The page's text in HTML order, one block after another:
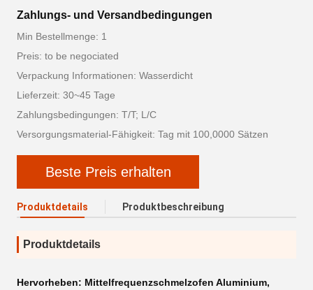
Zahlungs- und Versandbedingungen
Min Bestellmenge: 1
Preis: to be negociated
Verpackung Informationen: Wasserdicht
Lieferzeit: 30~45 Tage
Zahlungsbedingungen: T/T; L/C
Versorgungsmaterial-Fähigkeit: Tag mit 100,0000 Sätzen
Beste Preis erhalten
Produktdetails Produktbeschreibung
Produktdetails
Hervorheben: Mittelfrequenzschmelzofen Aluminium,